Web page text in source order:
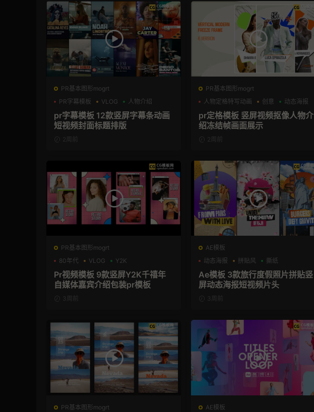
PR基本图形mogrt
PR字幕模板
VLOG 人物介绍
pr字幕模板 12款竖屏字幕条动画
短视频封面标题排版
2周前
PR基本图形mogrt
人物定格特写动画
创意 动态海报
pr定格模板 竖屏视频抠像人物介
绍冻结帧画面展示
2周前
PR基本图形mogrt
80年代
VLOG Y2K
Pr视频模板 9款竖屏Y2K千禧年
自媒体嘉宾介绍包装pr模板
3周前
AE模板
动态海报
拼贴风 撕纸
Ae模板 3款旅行度假照片拼贴竖
屏动态海报短视频片头
3周前
PR基本图形mogrt AE模板